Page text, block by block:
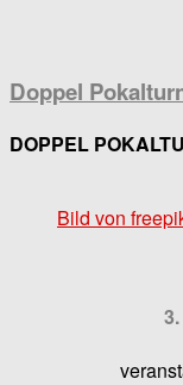
Doppel
DOPPEL
Bild von